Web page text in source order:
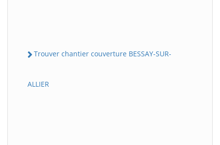
Trouver chantier couverture BESSAY-SUR-
ALLIER